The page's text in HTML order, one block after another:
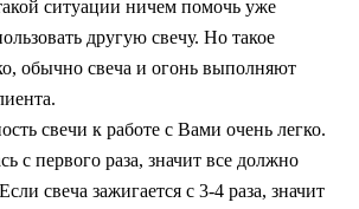
ситуации ничем помочь уже
другую свечу. Но такое
обычно свеча и огонь выполняют
свечи к работе с Вами очень легко.
с первого раза, значит все должно
свеча зажигается с 3-4 раза, значит